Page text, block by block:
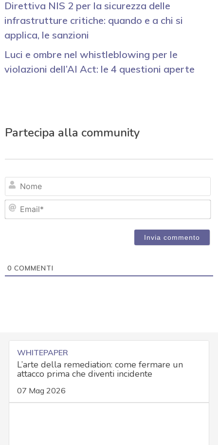
Direttiva NIS 2 per la sicurezza delle
infrastrutture critiche: quando e a chi si
applica, le sanzioni
Luci e ombre nel whistleblowing per le
violazioni dell’AI Act: le 4 questioni aperte
Partecipa alla community
0 COMMENTI
WHITEPAPER
L’arte della remediation: come fermare un
attacco prima che diventi incidente
07 Mag 2026